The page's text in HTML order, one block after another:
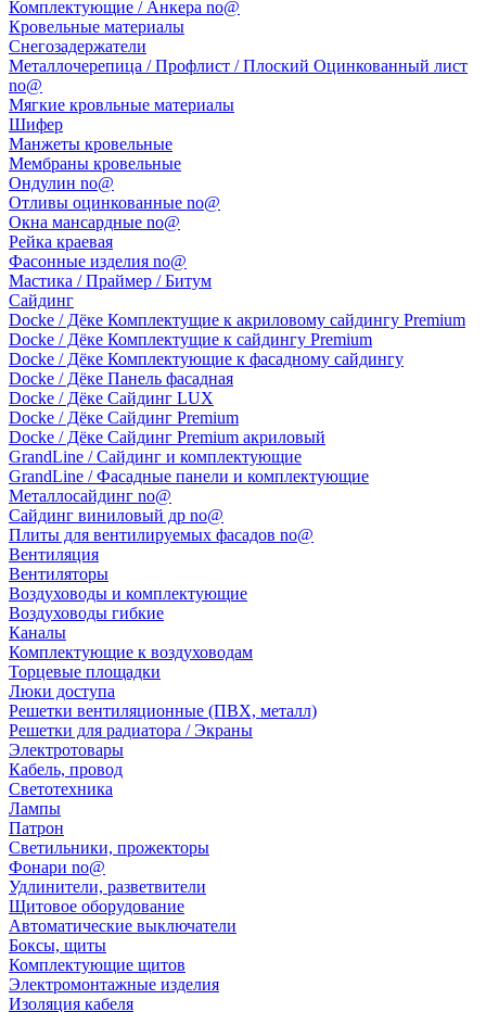
Комплектующие / Анкера no@
Кровельные материалы
Снегозадержатели
Металлочерепица / Профлист / Плоский Оцинкованный лист
no@
Мягкие кровльные материалы
Шифер
Манжеты кровельные
Мембраны кровельные
Ондулин no@
Отливы оцинкованные no@
Окна мансардные no@
Рейка краевая
Фасонные изделия no@
Мастика / Праймер / Битум
Сайдинг
Docke / Дёке Комплектущие к акриловому сайдингу Premium
Docke / Дёке Комплектущие к сайдингу Premium
Docke / Дёке Комплектующие к фасадному сайдингу
Docke / Дёке Панель фасадная
Docke / Дёке Сайдинг LUX
Docke / Дёке Сайдинг Premium
Docke / Дёке Сайдинг Premium акриловый
GrandLine / Сайдинг и комплектующие
GrandLine / Фасадные панели и комплектующие
Металлосайдинг no@
Сайдинг виниловый др no@
Плиты для вентилируемых фасадов no@
Вентиляция
Вентиляторы
Воздуховоды и комплектующие
Воздуховоды гибкие
Каналы
Комплектующие к воздуховодам
Торцевые площадки
Люки доступа
Решетки вентиляционные (ПВХ, металл)
Решетки для радиатора / Экраны
Электротовары
Кабель, провод
Светотехника
Лампы
Патрон
Светильники, прожекторы
Фонари no@
Удлинители, разветвители
Щитовое оборудование
Автоматические выключатели
Боксы, щиты
Комплектующие щитов
Электромонтажные изделия
Изоляция кабеля